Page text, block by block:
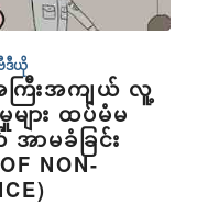
ဒီယို
ြီးအကျယ် လူ့
ျား ထပ်မံမ
အာမခံခြင်း
NON-